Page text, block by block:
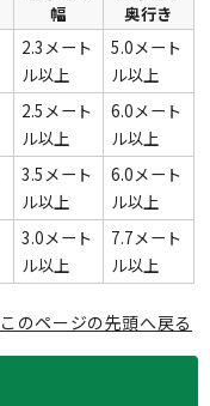
幅
奥行き
2.3メート
ル以上
5.0メート
ル以上
2.5メート
ル以上
6.0メート
ル以上
3.5メート
ル以上
6.0メート
ル以上
3.0メート
ル以上
7.7メート
ル以上
このページの先頭へ戻る